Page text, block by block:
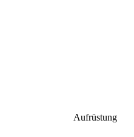
Aufrüstung